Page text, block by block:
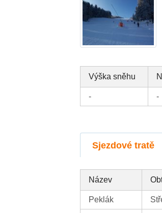
Výška sněhu
- -
Sjezdové tratě
Název
Peklák